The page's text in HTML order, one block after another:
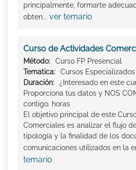
principalmente, formarte
obten... ver temario
Curso de Actividades
Método:
Curso FP Presencial
Tematica:
Cursos Especializados
Duración:
¿Interesado en este
Proporciona tus datos y NOS
contigo. horas
El objetivo principal de este
Comerciales es analizar el flujo
tipología y la finalidad de los
comunicaciones utilizados en la
temario